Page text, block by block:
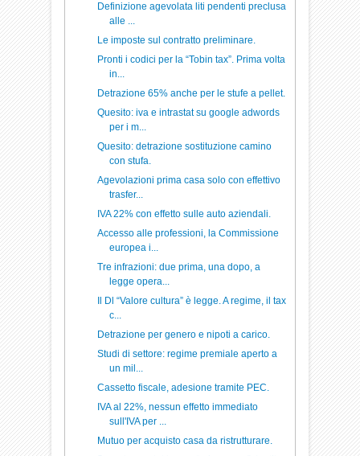
Definizione agevolata liti pendenti preclusa
alle ...
Le imposte sul contratto preliminare.
Pronti i codici per la “Tobin tax”. Prima volta
in...
Detrazione 65% anche per le stufe a pellet.
Quesito: iva e intrastat su google adwords
per i m...
Quesito: detrazione sostituzione camino
con stufa.
Agevolazioni prima casa solo con effettivo
trasfer...
IVA 22% con effetto sulle auto aziendali.
Accesso alle professioni, la Commissione
europea i...
Tre infrazioni: due prima, una dopo, a
legge opera...
Il Dl “Valore cultura” è legge. A regime, il tax
c...
Detrazione per genero e nipoti a carico.
Studi di settore: regime premiale aperto a
un mil...
Cassetto fiscale, adesione tramite PEC.
IVA al 22%, nessun effetto immediato
sull'IVA per ...
Mutuo per acquisto casa da ristrutturare.